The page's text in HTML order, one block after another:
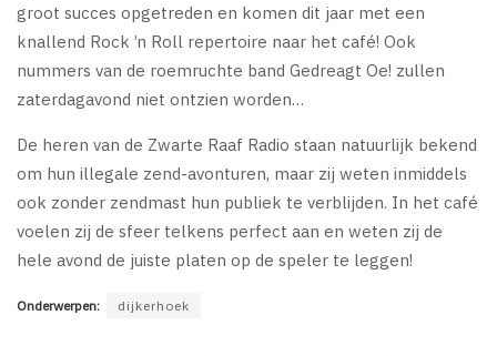
groot succes opgetreden en komen dit jaar met een
knallend Rock ’n Roll repertoire naar het café! Ook
nummers van de roemruchte band Gedreagt Oe! zullen
zaterdagavond niet ontzien worden…
De heren van de Zwarte Raaf Radio staan natuurlijk bekend
om hun illegale zend-avonturen, maar zij weten inmiddels
ook zonder zendmast hun publiek te verblijden. In het café
voelen zij de sfeer telkens perfect aan en weten zij de
hele avond de juiste platen op de speler te leggen!
Onderwerpen: dijkerhoek